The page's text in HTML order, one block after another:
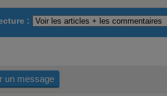
:
un message